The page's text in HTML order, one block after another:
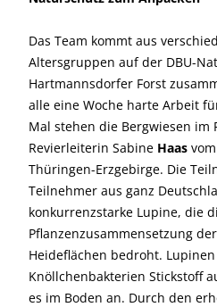
Das Team kommt aus
Altersgruppen auf der DBU-
Hartmannsdorfer Forst
alle eine Woche harte Arbeit
Mal stehen die Bergwiesen im
Revierleiterin Sabine Haas vom
Thüringen-Erzgebirge. Die
Teilnehmer aus ganz
konkurrenzstarke Lupine, die
Pflanzenzusammensetzung
Heideflächen bedroht.
Knöllchenbakterien Stickstoff
es im Boden an. Durch den